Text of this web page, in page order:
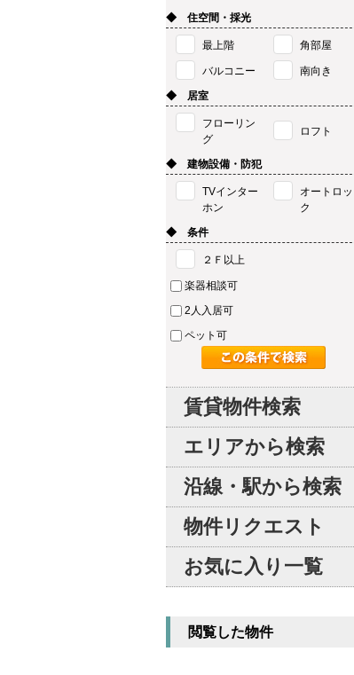
◆ 住空間・採光
最上階 角部屋
バルコニー
南向き
◆ 居室
フローリン
グ
ロフト
◆ 建物設備・防犯
TVインター
ホン
オートロッ
ク
◆ 条件
２Ｆ以上
楽器相談可
2人入居可
ペット可
賃貸物件検索
エリアから検索
沿線・駅から検索
物件リクエスト
お気に入り一覧
閲覧した物件